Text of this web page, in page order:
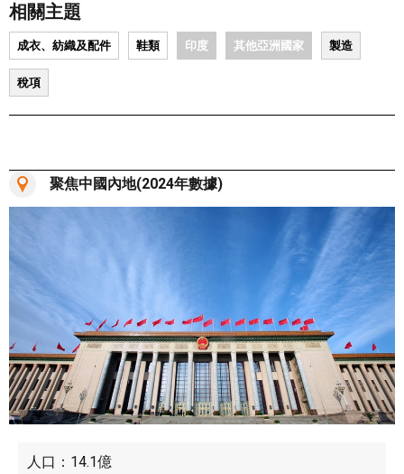
相關主題
成衣、紡織及配件 鞋類 印度 其他亞洲國家 製造
稅項
聚焦中國內地(2024年數據)
人口：14.1億